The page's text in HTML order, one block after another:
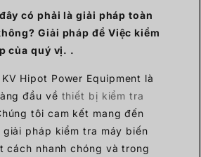
có phải là giải pháp toàn
Giải pháp để Việc kiểm
của quý vị. .
Hipot Power Equipment là
đầu về thiết bị kiểm tra
tôi cam kết mang đến
pháp kiểm tra máy biến
cách nhanh chóng và trong